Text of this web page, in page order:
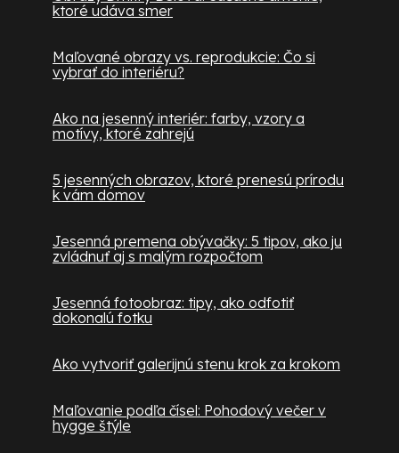
ktoré udáva smer
Maľované obrazy vs. reprodukcie: Čo si
vybrať do interiéru?
Ako na jesenný interiér: farby, vzory a
motívy, ktoré zahrejú
5 jesenných obrazov, ktoré prenesú prírodu
k vám domov
Jesenná premena obývačky: 5 tipov, ako ju
zvládnuť aj s malým rozpočtom
Jesenná fotoobraz: tipy, ako odfotiť
dokonalú fotku
Ako vytvoriť galerijnú stenu krok za krokom
Maľovanie podľa čísel: Pohodový večer v
hygge štýle